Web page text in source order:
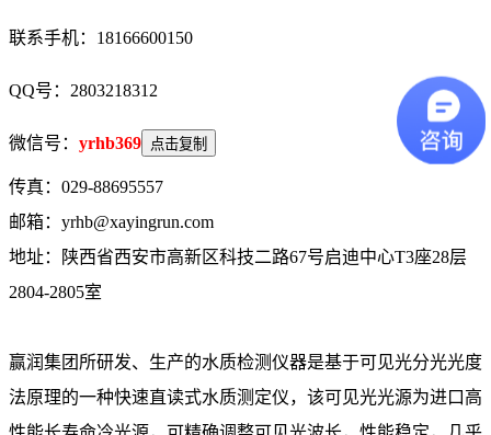
联系手机：18166600150
QQ号：2803218312
微信号： yrhb369 点击复制
传真：029-88695557
邮箱：yrhb@xayingrun.com
地址：陕西省西安市高新区科技二路67号启迪中心T3座28层
2804-2805室
赢润集团所研发、生产的水质检测仪器是基于可见光分光光度
法原理的一种快速直读式水质测定仪，该可见光光源为进口高